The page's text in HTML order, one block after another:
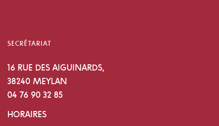
SECRÉTARIAT
16 RUE DES AIGUINARDS,
38240 MEYLAN
04 76 90 32 85
HORAIRES